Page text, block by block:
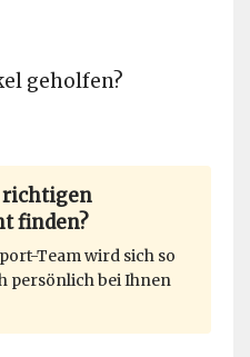
geholfen?
richtigen
finden?
Team wird sich so
persönlich bei Ihnen